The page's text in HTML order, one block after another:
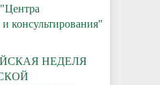
консультирования"
НЕДЕЛЯ